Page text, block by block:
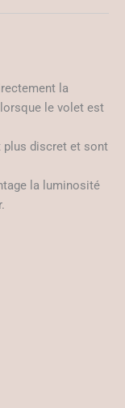
la
le volet est
plus discret et sont
la luminosité